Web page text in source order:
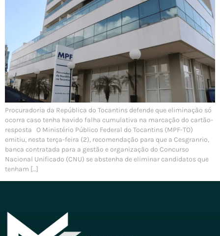
Procuradoria da República do Tocantins defende que eliminação só
ocorra caso tenha havido falha cumulativa na marcação do cartão-
resposta O Ministério Público Federal do Tocantins (MPF-TO)
emitiu, nesta terça-feira (2), recomendação para que a Cesgranrio,
banca contratada para a gestão e organização do Concurso
Nacional Unificado (CNU) se abstenha de eliminar candidatos que
tenham […]